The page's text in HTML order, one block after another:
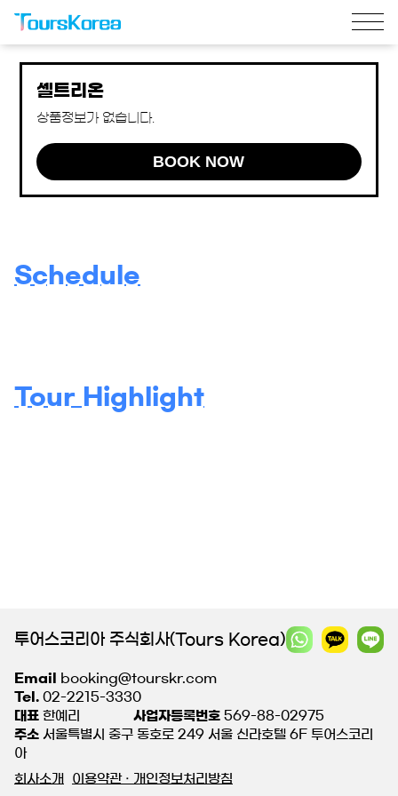
셀트리온
상품정보가 없습니다.
BOOK NOW
Schedule
Tour Highlight
투어스코리아 주식회사(Tours Korea)
Email
booking@tourskr.com
Tel. 02-2215-3330
대표 한예리 사업자등록번호 569-88-02975
주소 서울특별시 중구 동호로 249 서울 신라호텔 6F 투어스코리
아
회사소개
이용약관 · 개인정보처리방침